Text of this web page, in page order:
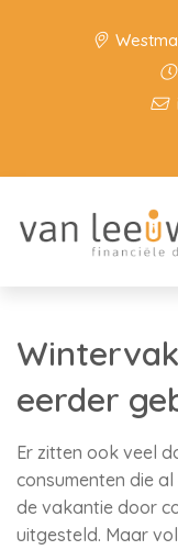
eerder
Er zitten ook veel
consumenten die
de vakantie door
uitgesteld. Maar